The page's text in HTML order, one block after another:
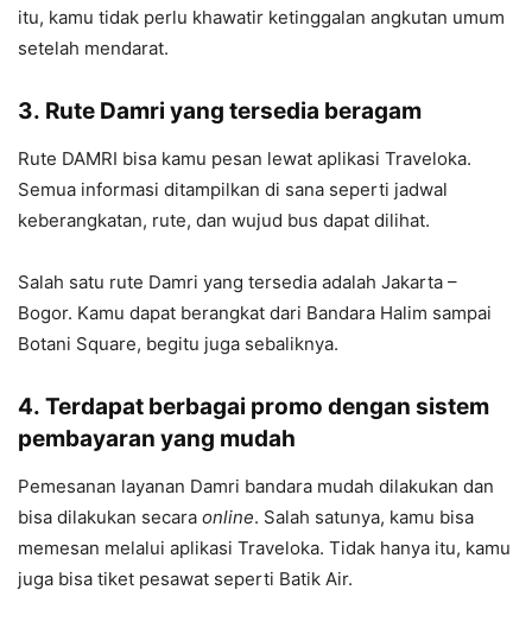
itu, kamu tidak perlu khawatir ketinggalan angkutan umum
setelah mendarat.
3. Rute Damri yang tersedia beragam
Rute DAMRI bisa kamu pesan lewat aplikasi Traveloka.
Semua informasi ditampilkan di sana seperti jadwal
keberangkatan, rute, dan wujud bus dapat dilihat.
Salah satu rute Damri yang tersedia adalah Jakarta –
Bogor. Kamu dapat berangkat dari Bandara Halim sampai
Botani Square, begitu juga sebaliknya.
4. Terdapat berbagai promo dengan sistem
pembayaran yang mudah
Pemesanan layanan Damri bandara mudah dilakukan dan
bisa dilakukan secara online. Salah satunya, kamu bisa
memesan melalui aplikasi Traveloka. Tidak hanya itu, kamu
juga bisa tiket pesawat seperti Batik Air.